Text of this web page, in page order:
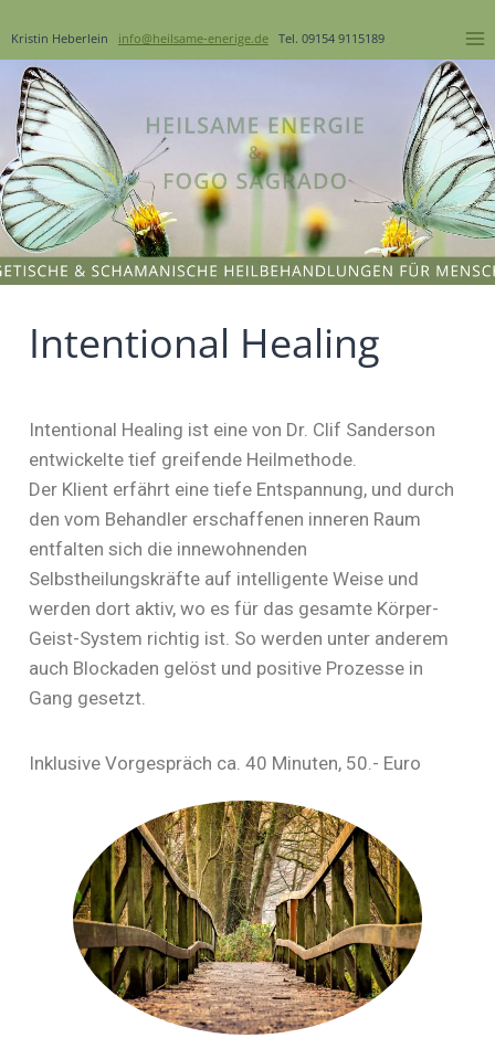
Kristin Heberlein info@heilsame-enerige.de Tel. 09154 9115189
Intentional Healing
Intentional Healing ist eine von Dr. Clif Sanderson
entwickelte tief greifende Heilmethode.
Der Klient erfährt eine tiefe Entspannung, und durch
den vom Behandler erschaffenen inneren Raum
entfalten sich die innewohnenden
Selbstheilungskräfte auf intelligente Weise und
werden dort aktiv, wo es für das gesamte Körper-
Geist-System richtig ist. So werden unter anderem
auch Blockaden gelöst und positive Prozesse in
Gang gesetzt.
Inklusive Vorgespräch ca. 40 Minuten, 50.- Euro